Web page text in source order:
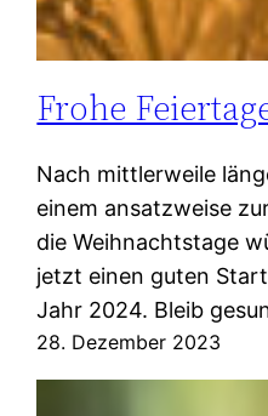
Frohe
Nach mittlerweile
einem ansatzweise
die Weihnachtstage
jetzt einen guten
Jahr 2024. Bleib
28. Dezember 2023